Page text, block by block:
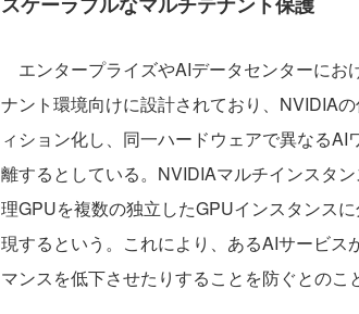
エンタープライズやAIデータセンターにお
ナント環境向けに設計されており、NVIDIA
ィション化し、同一ハードウェアで異なる
離するとしている。NVIDIAマルチインスタ
理GPUを複数の独立したGPUインスタンス
現するという。これにより、あるAIサービ
マンスを低下させたりすることを防ぐとのこ